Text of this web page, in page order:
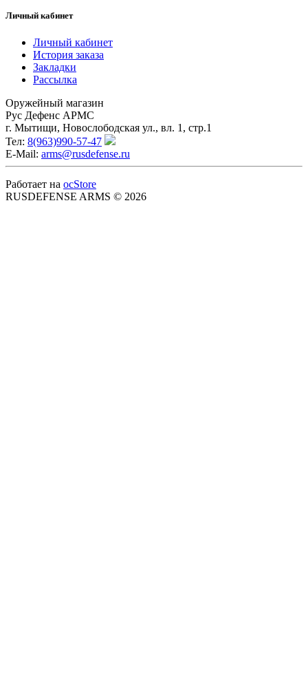
Личный кабинет
Личный кабинет
История заказа
Закладки
Рассылка
Оружейный магазин
Рус Дефенс АРМС
г. Мытищи, Новослободская ул., вл. 1, стр.1
Тел: 8(963)990-57-47
E-Mail: arms@rusdefense.ru
Работает на ocStore
RUSDEFENSE ARMS © 2026